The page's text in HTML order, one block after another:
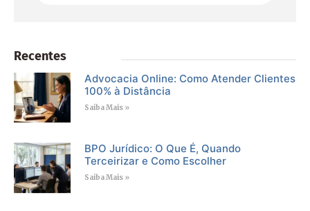
Recentes
Advocacia Online: Como Atender Clientes
100% à Distância
Saiba Mais »
BPO Jurídico: O Que É, Quando
Terceirizar e Como Escolher
Saiba Mais »